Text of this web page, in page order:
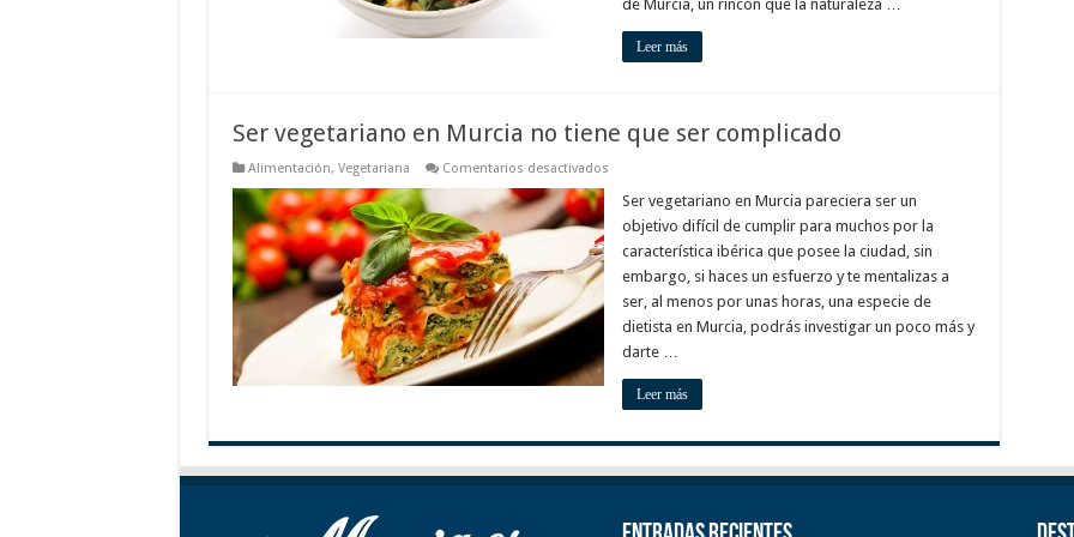
de Murcia, un rincón que la naturaleza …
Leer más
Ser vegetariano en Murcia no tiene que ser complicado
Alimentación, Vegetariana Comentarios desactivadosen
vegetariano
Murcia
tiene
que
complicado
Ser vegetariano en Murcia pareciera ser un
objetivo difícil de cumplir para muchos por la
característica ibérica que posee la ciudad, sin
embargo, si haces un esfuerzo y te mentalizas a
ser, al menos por unas horas, una especie de
dietista en Murcia, podrás investigar un poco más y
darte …
Leer más